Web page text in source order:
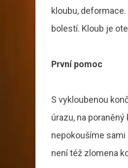
kloubu,
bolestí. Kloub je
První pomoc
S vykloubenou
úrazu, na
nepokoušíme sami
není též zlomena